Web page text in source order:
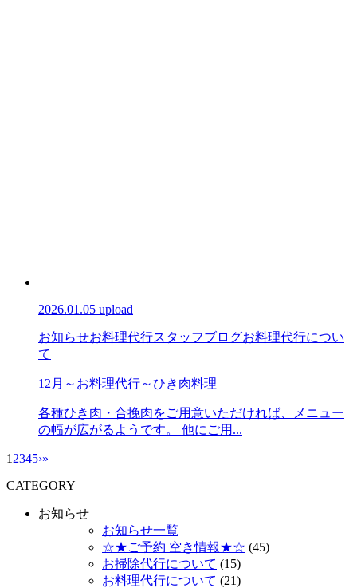
2026.01.05 upload
お知らせお料理代行スタッフブログお料理代行につい
て
12月～お料理代行～ひき肉料理
各種ひき肉・合挽肉をご用意いただければ、メニュー
の幅が広がるようです。 他にご用...
1 2345›»
CATEGORY
お知らせ
お知らせ一覧
☆★ご予約 空き情報★☆ (45)
お掃除代行について (15)
お料理代行について (21)